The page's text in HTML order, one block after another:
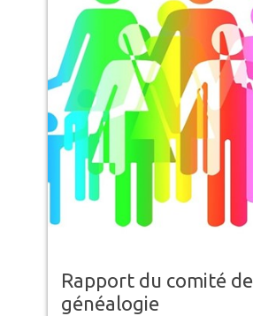
Rapport du comité de
généalogie